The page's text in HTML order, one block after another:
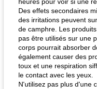
fiesta tostadas
Des effets secondaires
des irritations peuvent
de camphre. Les
pas être utilisés sur une
corps pourrait absorber
également causer des
toux et une respiration
le contact avec les yeux.
N'utilisez pas plus d'une